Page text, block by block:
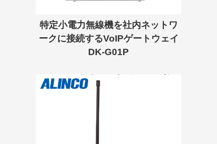
特定小電力無線機を社内ネットワ
ークに接続するVoIPゲートウェイ
DK-G01P